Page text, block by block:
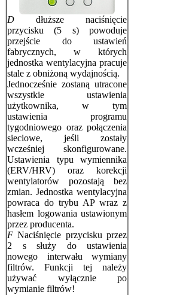
D dłuższe naciśnięcie
przycisku (5 s) powoduje
przejście do ustawień
fabrycznych, w których
jednostka wentylacyjna pracuje
stale z obniżoną wydajnością.
Jednocześnie zostaną utracone
wszystkie ustawienia
użytkownika, w tym
ustawienia programu
tygodniowego oraz połączenia
sieciowe, jeśli zostały
wcześniej skonfigurowane.
Ustawienia typu wymiennika
(ERV/HRV) oraz korekcji
wentylatorów pozostają bez
zmian. Jednostka wentylacyjna
powraca do trybu AP wraz z
hasłem logowania ustawionym
przez producenta.
F Naciśnięcie przycisku przez
2 s służy do ustawienia
nowego interwału wymiany
filtrów. Funkcji tej należy
używać wyłącznie po
wymianie filtrów!